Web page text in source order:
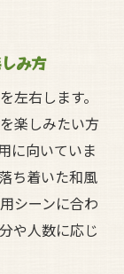
み方
左右します。
楽しみたい方
に向いていま
ち着いた和風
シーンに合わ
や人数に応じ